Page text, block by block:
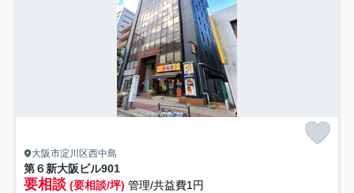
大阪市淀川区西中島
第６新大阪ビル901
要相談 (要相談/坪) 管理/共益費1円